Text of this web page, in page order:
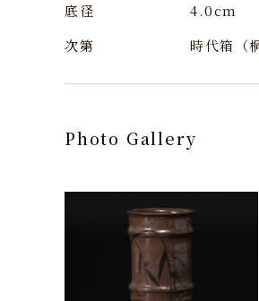
底径
4.0cm
次第
時代箱（
Photo Gallery